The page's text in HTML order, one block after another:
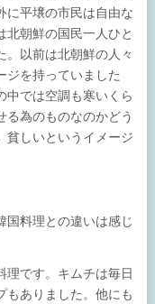
に平壌の市民は自由な
北朝鮮の国民一人ひと
。以前は北朝鮮の人々
ジを持っていました
中では空調も寒いくら
る為のものなのかどう
貧しいというイメージ
料理との違いは感じ
理です。キムチは毎日
もありました。他にも